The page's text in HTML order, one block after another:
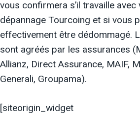
vous confirmera s’il travaille
dépannage Tourcoing et si vous
effectivement être dédommagé.
sont agréés par les assurances
Allianz, Direct Assurance, MAIF,
Generali, Groupama).
[siteorigin_widget